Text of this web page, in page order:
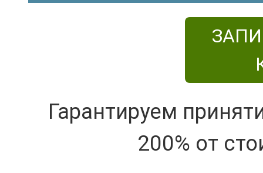
Гарантируем
200% от